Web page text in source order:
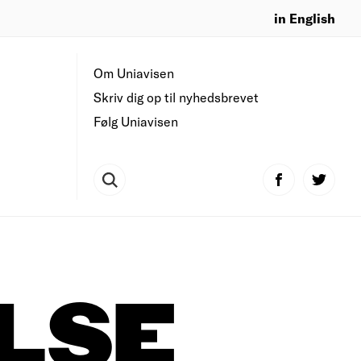
in English
Om Uniavisen
Skriv dig op til nyhedsbrevet
Følg Uniavisen